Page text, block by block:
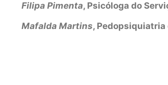
Filipa Pimenta, Psicóloga do
Mafalda Martins, Pedopsiquiatria